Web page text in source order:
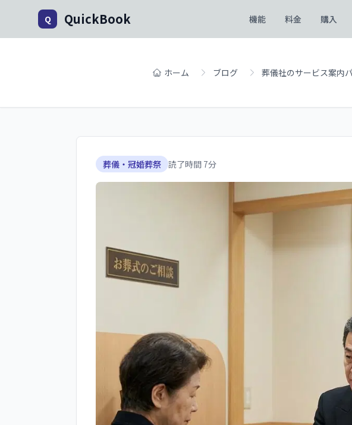
Q QuickBook 機能 料金 購入
ホーム ブログ 葬儀社のサービス案内
葬儀・冠婚葬祭 読了時間 7分